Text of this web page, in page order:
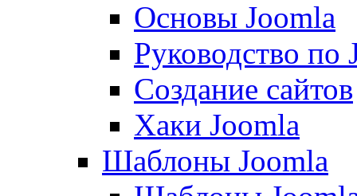
Основы Joomla
Руководство по
Создание сайтов
Хаки Joomla
Шаблоны Joomla